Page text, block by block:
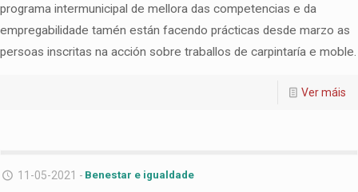
programa intermunicipal de mellora das competencias e da
empregabilidade tamén están facendo prácticas desde marzo as
persoas inscritas na acción sobre traballos de carpintaría e moble.
Ver máis
11-05-2021 - Benestar e igualdade